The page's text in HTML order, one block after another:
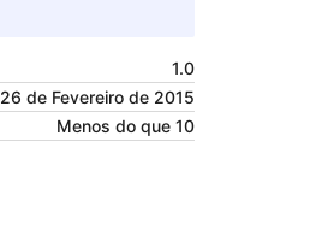
1.0
26 de Fevereiro de 2015
Menos do que 10